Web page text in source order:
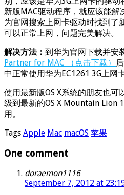
新版MAC驱动程序，就应该能
为官网搜索上网卡驱动时找到了
可以正常上网，问题完美解决。
解决方法： 到华为官网下载并安
Partner for MAC （点击下载）
中正常使用华为EC1261 3G上网卡
使用最新版OS X系统的朋友也可
级到最新的OS X Mountain Lion
用。
Tags Apple Mac macOS 苹果
One comment
doraemon1116
September 7, 2012 at